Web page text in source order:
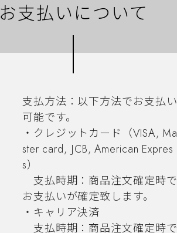
お支払いについて
支払方法：以下方法でお支払い
可能です。
・クレジットカード（VISA, Ma
ster card, JCB, American Expres
s）
支払時期：商品注文確定時で
お支払いが確定致します。
・キャリア決済
支払時期：商品注文確定時で